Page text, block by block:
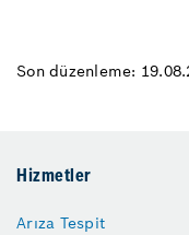
Son düzenleme:
Hizmetler
Arıza Tespit